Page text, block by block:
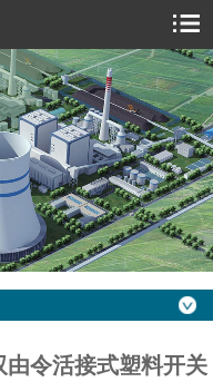
令活接式塑料开关